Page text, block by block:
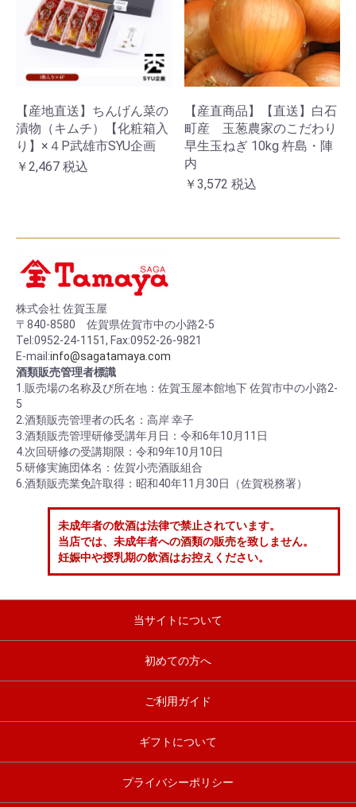
【産地直送】ちんげん菜の
漬物（キムチ）【化粧箱入
り】×４P武雄市SYU企画
￥2,467 税込
【産直商品】【直送】白石
町産 玉葱農家のこだわり
早生玉ねぎ 10kg 杵島・陣
内
￥3,572 税込
株式会社 佐賀玉屋
〒840-8580 佐賀県佐賀市中の小路2-5
Tel:0952-24-1151, Fax:0952-26-9821
E-mail:info@sagatamaya.com
酒類販売管理者標識
1.販売場の名称及び所在地：佐賀玉屋本館地下 佐賀市中の小路2-
5
2.酒類販売管理者の氏名：高岸 幸子
3.酒類販売管理研修受講年月日：令和6年10月11日
4.次回研修の受講期限：令和9年10月10日
5.研修実施団体名：佐賀小売酒販組合
6.酒類販売業免許取得：昭和40年11月30日（佐賀税務署）
未成年者の飲酒は法律で禁止されています。
当店では、未成年者への酒類の販売を致しません。
妊娠中や授乳期の飲酒はお控えください。
当サイトについて
初めての方へ
ご利用ガイド
ギフトについて
プライバシーポリシー